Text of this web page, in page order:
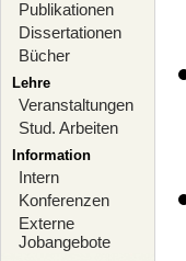
Publikationen
Dissertationen
Bücher
Lehre
Veranstaltungen
Stud. Arbeiten
Information
Intern
Konferenzen
Externe
Jobangebote